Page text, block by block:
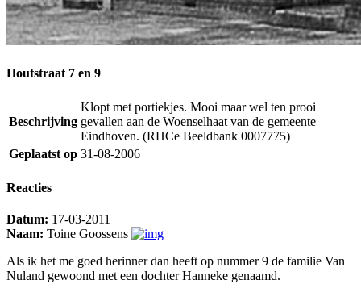
Houtstraat 7 en 9
Beschrijving
Klopt met portiekjes. Mooi maar wel ten prooi
gevallen aan de Woenselhaat van de gemeente
Eindhoven. (RHCe Beeldbank 0007775)
Geplaatst op 31-08-2006
Reacties
Datum: 17-03-2011
Naam: Toine Goossens
Als ik het me goed herinner dan heeft op nummer 9 de familie Van
Nuland gewoond met een dochter Hanneke genaamd.